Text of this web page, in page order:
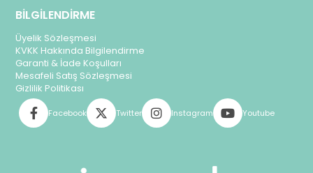
BİLGİLENDİRME
Üyelik Sözleşmesi
KVKK Hakkında Bilgilendirme
Garanti & İade Koşulları
Mesafeli Satış Sözleşmesi
Gizlilik Politikası
Facebook Twitter Instagram Youtube